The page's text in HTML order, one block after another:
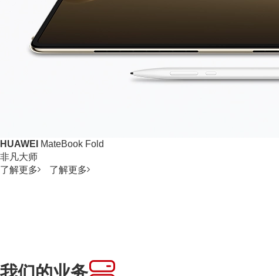
HUAWEI
MateBook Fold
非凡大师
了解更多
了解更多
我们的业务